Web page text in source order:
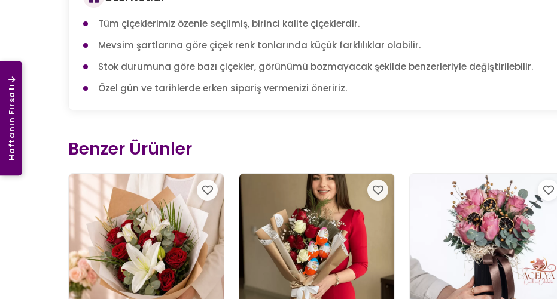
Haftanın Fırsatı
Tüm çiçeklerimiz özenle seçilmiş, birinci kalite çiçeklerdir.
Mevsim şartlarına göre çiçek renk tonlarında küçük farklılıklar olabilir.
Stok durumuna göre bazı çiçekler, görünümü bozmayacak şekilde benzerleriyle değiştirilebilir.
Özel gün ve tarihlerde erken sipariş vermenizi öneririz.
Benzer Ürünler